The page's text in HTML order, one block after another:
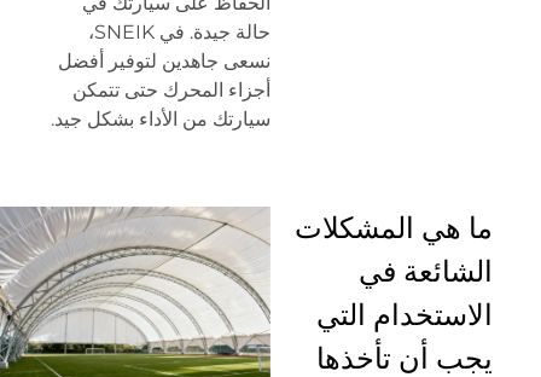
حالة جيدة. في SNEIK،
نسعى جاهدين لتوفير أفضل
أجزاء المحرك حتى تتمكن
سيارتك من الأداء بشكل جيد.
ما هي المشكلات
الشائعة في
الاستخدام التي
يجب أن تأخذها